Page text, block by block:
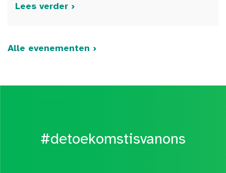
Lees verder ›
Alle evenementen ›
#detoekomstisvanons